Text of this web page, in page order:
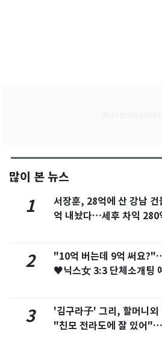
많이 본 뉴스
1
서장훈, 28억에 산 강남 건
억 내놨다…세후 차익 280
2
"10억 버는데 9억 써요
♥닉스女 3:3 단체소개팅
3
'김구라子' 그리, 할머니외
"친모 전라도에 잘 있어